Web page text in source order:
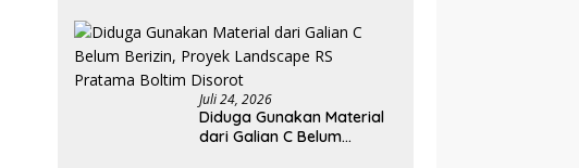
Agustus
Juli 24, 2026
Diduga Gunakan Material
dari Galian C Belum